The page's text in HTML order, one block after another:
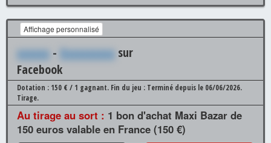
Affichage personnalisé
xxxxxx - Xxxxxxxxxx sur
Facebook
Dotation : 150 € / 1 gagnant. Fin du jeu : Terminé depuis le 06/06/2026.
Tirage.
Au tirage au sort : 1 bon d'achat Maxi Bazar de
150 euros valable en France (150 €)